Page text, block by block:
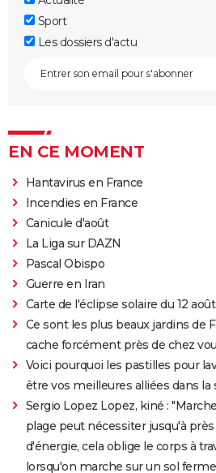
Sport
Les dossiers d'actu
EN CE MOMENT
Hantavirus en France
Incendies en France
Canicule d'août
La Liga sur DAZN
Pascal Obispo
Guerre en Iran
Carte de l'éclipse solaire du 12 août
Ce sont les plus beaux jardins de
cache forcément près de chez
Voici pourquoi les pastilles pour
être vos meilleures alliées dans la
Sergio Lopez Lopez, kiné :
plage peut nécessiter jusqu'à
d'énergie, cela oblige le corps à
lorsqu'on marche sur un sol